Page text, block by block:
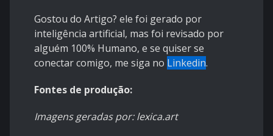
Gostou do Artigo? ele foi gerado por
inteligência artificial, mas foi revisado por
alguém 100% Humano, e se quiser se
conectar comigo, me siga no Linkedin.
Fontes de produção:
Imagens geradas por: lexica.art